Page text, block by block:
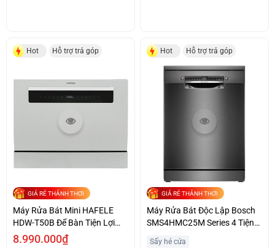
Hot Hỗ trợ trả góp
GIÁ RẺ THẢNH THƠI
Máy Rửa Bát Mini HAFELE
HDW-T50B Để Bàn Tiện Lợi
Giá Tốt
8.990.000₫
Hot Hỗ trợ trả góp
GIÁ RẺ THẢNH THƠI
Máy Rửa Bát Độc Lập Bosch
SMS4HMC25M Series 4 Tiện
Sấy hé cửa